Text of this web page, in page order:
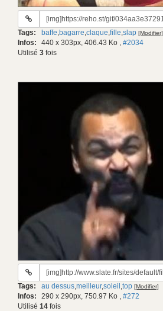
URL
gif:
Tags: baffe,bagarre,claque,fille,slap [Modifier]
Infos: 440 x 303px, 406.43 Ko , #2034
Utilisé 3 fois
URL
gif:
Tags: au dessus,meilleur,soleil ,top [Modifier]
Infos: 290 x 290px, 750.97 Ko , #272
Utilisé 14 fois